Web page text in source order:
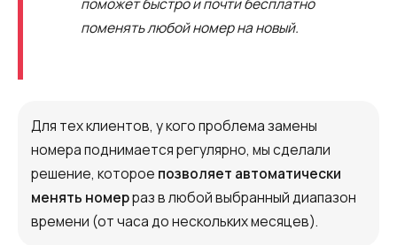
поменять любой номер на новый.
Для тех клиентов, у кого проблема замены
номера поднимается регулярно, мы сделали
решение, которое позволяет автоматически
менять номерраз в любой выбранный диапазон
времени (от часа до нескольких месяцев).